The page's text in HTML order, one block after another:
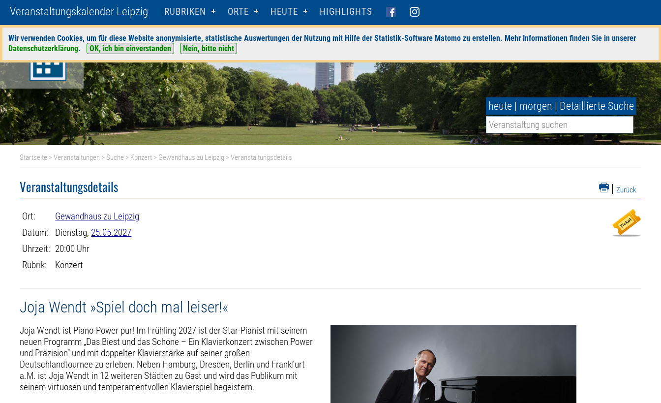
Veranstaltungskalender Leipzig RUBRIKEN ORTE HEUTE HIGHLIGHTS
Wir verwenden Cookies, um für diese Website anonymisierte, statistische Auswertungen der Nutzung mit Hilfe der Statistik-Software Matomo zu erstellen. Mehr Informationen finden Sie in unserer
Datenschutzerklärung. OK, ich bin einverstanden Nein, bitte nicht
heute | morgen | Detaillierte Suche
Startseite >Veranstaltungen > Suche > Konzert > Gewandhaus zu Leipzig > Veranstaltungsdetails
| Zurück
Veranstaltungsdetails
Ort:
Gewandhaus zu Leipzig
Datum:
Dienstag, 25.05.2027
Uhrzeit: 20:00 Uhr
Rubrik:
Konzert
Joja Wendt »Spiel doch mal leiser!«
Joja Wendt ist Piano-Power pur! Im Frühling 2027 ist der Star-Pianist mit seinem
neuen Programm „Das Biest und das Schöne – Ein Klavierkonzert zwischen Power
und Präzision“ und mit doppelter Klavierstärke auf seiner großen
Deutschlandtournee zu erleben. Neben Hamburg, Dresden, Berlin und Frankfurt
a.M. ist Joja Wendt in 12 weiteren Städten zu Gast und wird das Publikum mit
seinem virtuosen und temperamentvollen Klavierspiel begeistern.